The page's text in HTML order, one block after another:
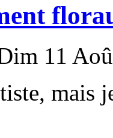
11
mais